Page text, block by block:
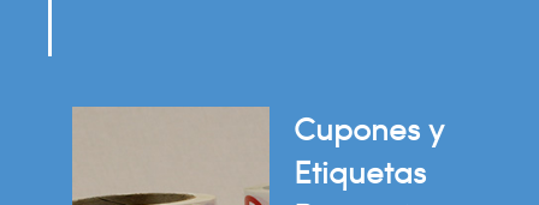
Cupones y
Etiquetas